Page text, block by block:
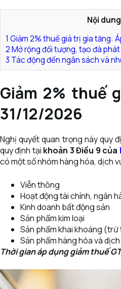
Nội
1 Giảm 2% thuế giá trị gia tăng:
2Mở rộng đối tượng, tạo đà
3 Tác động đến ngân sách và
Giảm 2% thuế
31/12/2026
Nghị quyết quan trọng này quy
quy định tại khoản 3 Điều 9 của
có một số nhóm hàng hóa, dịch
Viễn thông
Hoạt động tài chính, ngân
Kinh doanh bất động sản
Sản phẩm kim loại
Sản phẩm khai khoáng (trừ
Sản phẩm hàng hóa và
Thời gian áp dụng giảm thuế